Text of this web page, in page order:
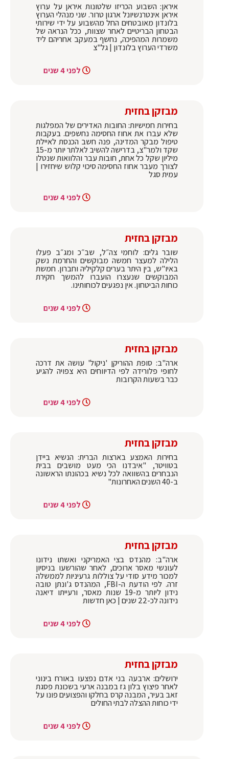
איראן: השבוע הכריזו שלטונות איראן על ערוץ
איראן אינטרנשיונל ארגון טרור. שני מנהלי הערוץ
בלונדון מאובטחים החל מהשבוע על ידי שירותי
הבטחון הבריטיים לאחר שצוות, ככל הנראה של
משמרות המהפיכה, נחשף במעקב אחריהם ליד
משרדי הערוץ בלונדון | גל"צ
לפני 4 שנים
מבזקן בחזית
בחירות חמישיות: החובות האדירים של המפלגות
שלא עברו את אחוז החסימה נחשפים. בעקבות
טיפול מבקר המדינה, פנה חשב הכנסת לאיילת
שקד ולמר"צ, בדרישה להשיב לאלתר יותר מ-15
מיליון שקל כל אחת, חובות עבר והלוואות שנטלו
לצורך מעבר אחוז החסימה סיכוי קלוש שיחזירו |
עמית סגל
לפני 4 שנים
מבזקן בחזית
שובר גלים: לוחמי צה״ל, שב״כ ומג״ב פעלו
הלילה למעצר חמשה מבוקשים והחרמת נשק
באיו"ש, בין היתר בערים קלקיליה וחברון. חמשת
המבוקשים שנעצרו הועברו להמשך חקירת
כוחות הביטחון. אין נפגעים לכוחותינו.
לפני 4 שנים
מבזקן בחזית
ארה"ב: סופת ההוריקן 'ניקול' עושה את דרכה
לחופי פלורידה לפי הדיווחים היא צפויה להגיע
כבר בשעות הקרובות
לפני 4 שנים
מבזקן בחזית
בחירות האמצע בארצות הברית: הנשיא ביידן
בטוויטר, "איבדנו הכי מעט מושבים בבית
הנבחרים בהשוואה לכל נשיא בכהונתו הראשונה
ב-40 השנים האחרונות"
לפני 4 שנים
מבזקן בחזית
ארה"ב: מהנדס בצי האמריקני ואשתו נידונו
לעונשי מאסר ארוכים, לאחר שהורשעו בניסיון
למכור מידע סודי על צוללות גרעיניות לממשלה
זרה. לפי הודעת ה-FBI, המהנדס ג'ונתן טובה
נידון ליותר מ-19 שנות מאסר, ורעייתו דיאנה
נידונה לכ-22 שנים | כאן חדשות
לפני 4 שנים
מבזקן בחזית
ירושלים: ארבעה בני אדם נפצעו באורח בינוני
לאחר פיצוץ בלון גז במבנה ארעי בשכונת פסגת
זאב בעיר, המבנה קרס בחלקו והפצועים פונו על
ידי כוחות ההצלה לבתי החולים
לפני 4 שנים